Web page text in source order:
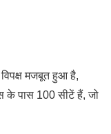
मजबूत हुआ है,
के पास 100 सीटें हैं, जो